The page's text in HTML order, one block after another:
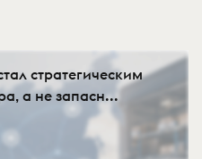
стратегическим
а не запасн...